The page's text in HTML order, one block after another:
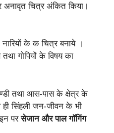
अनावृत चित्र अंकित किया।
के क चित्र बनाये ।
गोपियों के विषय का
तथा आस-पास के क्षेत्र के
सिंहली जन-जीवन के भी
परसेजान और पाल गॉगिंग